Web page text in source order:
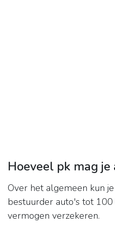
Hoeveel pk mag
Over het algemeen kun
bestuurder auto's tot
vermogen verzekeren.